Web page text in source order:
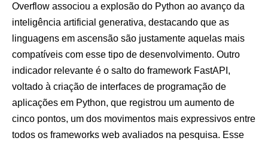
Overflow associou a explosão do Python ao avanço da
inteligência artificial generativa, destacando que as
linguagens em ascensão são justamente aquelas mais
compatíveis com esse tipo de desenvolvimento. Outro
indicador relevante é o salto do framework FastAPI,
voltado à criação de interfaces de programação de
aplicações em Python, que registrou um aumento de
cinco pontos, um dos movimentos mais expressivos entre
todos os frameworks web avaliados na pesquisa. Esse